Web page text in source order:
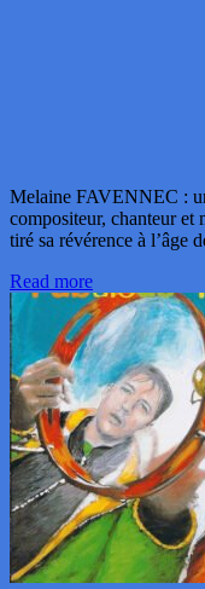
Melaine FAVENNEC :
compositeur, chanteur
tiré sa révérence à l’âge
Read more